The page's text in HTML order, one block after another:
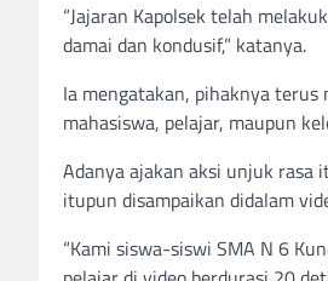
“Jajaran Kapolsek telah
damai dan kondusif,” katanya.
Ia mengatakan, pihaknya
mahasiswa, pelajar, maupun
Adanya ajakan aksi unjuk rasa
itupun disampaikan didalam
“Kami siswa-siswi SMA N 6